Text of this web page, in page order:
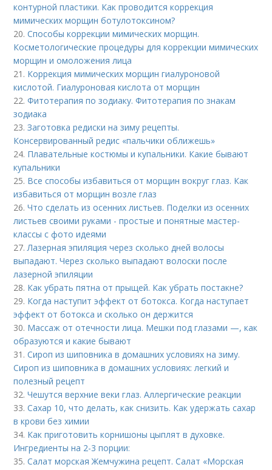
контурной пластики. Как проводится коррекция
мимических морщин ботулотоксином?
20.Способы коррекции мимических морщин.
Косметологические процедуры для коррекции мимических
морщин и омоложения лица
21. Коррекция мимических морщин гиалуроновой
кислотой. Гиалуроновая кислота от морщин
22.Фитотерапия по зодиаку. Фитотерапия по знакам
зодиака
23.Заготовка редиски на зиму рецепты.
Консервированный редис «пальчики оближешь»
24. Плавательные костюмы и купальники. Какие бывают
купальники
25. Все способы избавиться от морщин вокруг глаз. Как
избавиться от морщин возле глаз
26.Что сделать из осенних листьев. Поделки из осенних
листьев своими руками - простые и понятные мастер-
классы с фото идеями
27.Лазерная эпиляция через сколько дней волосы
выпадают. Через сколько выпадают волоски после
лазерной эпиляции
28. Как убрать пятна от прыщей. Как убрать постакне?
29. Когда наступит эффект от ботокса. Когда наступает
эффект от ботокса и сколько он держится
30. Массаж от отечности лица. Мешки под глазами —, как
образуются и какие бывают
31.Сироп из шиповника в домашних условиях на зиму.
Сироп из шиповника в домашних условиях: легкий и
полезный рецепт
32.Чешутся верхние веки глаз. Аллергические реакции
33.Сахар 10, что делать, как снизить. Как удержать сахар
в крови без химии
34. Как приготовить корнишоны цыплят в духовке.
Ингредиенты на 2-3 порции:
35.Салат морская Жемчужина рецепт. Салат «Морская